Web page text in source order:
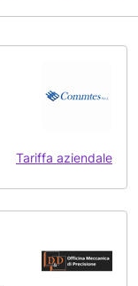
Tariffa aziendale